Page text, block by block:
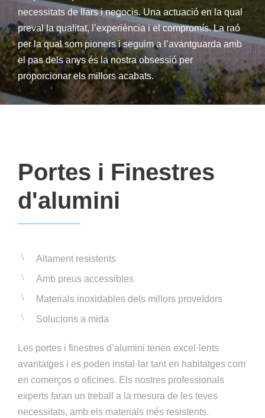
necessitats de llars i negocis. Una actuació en la qual
preval la qualitat, l’experiència i el compromís. La raó
per la qual som pioners i seguim a l’avantguarda amb
el pas dels anys és la nostra obsessió per
proporcionar els millors acabats.
Portes i Finestres
d'alumini
Altament resistents
Amb preus accessibles
Materials inoxidables dels millors proveïdors
Solucions a mida
Les portes i finestres d’alumini tenen excel·lents
avantatges i es poden instal·lar tant en habitatges com
en comerços o oficines. Els nostres professionals
experts faran un treball a la mesura de les teves
necessitats, amb els materials més resistents.